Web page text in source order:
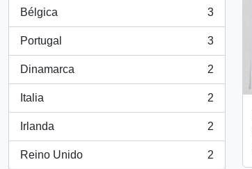
Bélgica
, 3 resultados
3
Portugal
, 3 resultados
3
Dinamarca
, 2 resultados
2
Italia
, 2 resultados
2
Irlanda
, 2 resultados
2
Reino Unido
, 2 resultados
2